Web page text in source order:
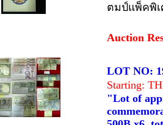
ตมป์แพ็คพิ
Auction
LOT NO:
Starting:
"Lot of